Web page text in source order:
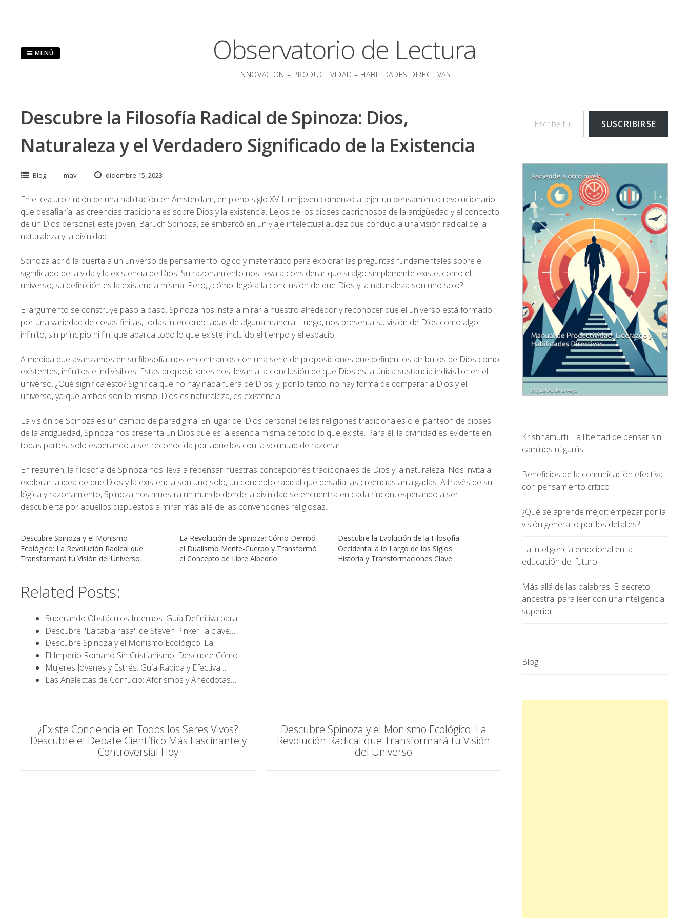
Observatorio de Lectura
INNOVACION – PRODUCTIVIDAD – HABILIDADES DIRECTIVAS
MENÚ
Descubre la Filosofía Radical de Spinoza: Dios,
Naturaleza y el Verdadero Significado de la Existencia
Blog mav diciembre 15, 2023
En el oscuro rincón de una habitación en Ámsterdam, en pleno siglo XVII, un joven comenzó a tejer un pensamiento revolucionario
que desafiaría las creencias tradicionales sobre Dios y la existencia. Lejos de los dioses caprichosos de la antigüedad y el concepto
de un Dios personal, este joven, Baruch Spinoza, se embarcó en un viaje intelectual audaz que condujo a una visión radical de la
naturaleza y la divinidad.
Spinoza abrió la puerta a un universo de pensamiento lógico y matemático para explorar las preguntas fundamentales sobre el
significado de la vida y la existencia de Dios. Su razonamiento nos lleva a considerar que si algo simplemente existe, como el
universo, su definición es la existencia misma. Pero, ¿cómo llegó a la conclusión de que Dios y la naturaleza son uno solo?
El argumento se construye paso a paso. Spinoza nos insta a mirar a nuestro alrededor y reconocer que el universo está formado
por una variedad de cosas finitas, todas interconectadas de alguna manera. Luego, nos presenta su visión de Dios como algo
infinito, sin principio ni fin, que abarca todo lo que existe, incluido el tiempo y el espacio.
A medida que avanzamos en su filosofía, nos encontramos con una serie de proposiciones que definen los atributos de Dios como
existentes, infinitos e indivisibles. Estas proposiciones nos llevan a la conclusión de que Dios es la única sustancia indivisible en el
universo. ¿Qué significa esto? Significa que no hay nada fuera de Dios, y, por lo tanto, no hay forma de comparar a Dios y el
universo, ya que ambos son lo mismo. Dios es naturaleza, es existencia.
La visión de Spinoza es un cambio de paradigma. En lugar del Dios personal de las religiones tradicionales o el panteón de dioses
de la antigüedad, Spinoza nos presenta un Dios que es la esencia misma de todo lo que existe. Para él, la divinidad es evidente en
todas partes, solo esperando a ser reconocida por aquellos con la voluntad de razonar.
En resumen, la filosofía de Spinoza nos lleva a repensar nuestras concepciones tradicionales de Dios y la naturaleza. Nos invita a
explorar la idea de que Dios y la existencia son uno solo, un concepto radical que desafía las creencias arraigadas. A través de su
lógica y razonamiento, Spinoza nos muestra un mundo donde la divinidad se encuentra en cada rincón, esperando a ser
descubierta por aquellos dispuestos a mirar más allá de las convenciones religiosas.
Descubre Spinoza y el Monismo
Ecológico: La Revolución Radical que
Transformará tu Visión del Universo
La Revolución de Spinoza: Cómo Derribó
el Dualismo Mente-Cuerpo y Transformó
el Concepto de Libre Albedrío
Descubre la Evolución de la Filosofía
Occidental a lo Largo de los Siglos:
Historia y Transformaciones Clave
Related Posts:
Superando Obstáculos Internos: Guía Definitiva para…
Descubre "La tabla rasa" de Steven Pinker: la clave…
Descubre Spinoza y el Monismo Ecológico: La…
El Imperio Romano Sin Cristianismo: Descubre Cómo…
Mujeres Jóvenes y Estrés: Guía Rápida y Efectiva…
Las Analectas de Confucio: Aforismos y Anécdotas…
Navegación
de
entradas
¿Existe Conciencia en Todos los Seres Vivos?
Descubre el Debate Científico Más Fascinante y
Controversial Hoy
Descubre Spinoza y el Monismo Ecológico: La
Revolución Radical que Transformará tu Visión
del Universo
Escribe tu correo electrónico…
SUSCRIBIRSE
Krishnamurti: La libertad de pensar sin
caminos ni gurús
Beneficios de la comunicación efectiva
con pensamiento crítico
¿Qué se aprende mejor: empezar por la
visión general o por los detalles?
La inteligencia emocional en la
educación del futuro
Más allá de las palabras: El secreto
ancestral para leer con una inteligencia
superior
Blog